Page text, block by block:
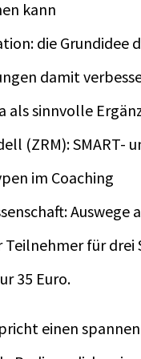
kann
die Grundidee
damit
als sinnvolle
(ZRM):
im Coaching
Auswege
für drei
35 Euro.
einen